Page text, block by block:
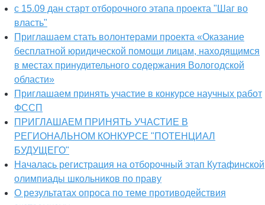
с 15.09 дан старт отборочного этапа проекта "Шаг во
власть"
Приглашаем стать волонтерами проекта «Оказание
бесплатной юридической помощи лицам, находящимся
в местах принудительного содержания Вологодской
области»
Приглашаем принять участие в конкурсе научных работ
ФССП
ПРИГЛАШАЕМ ПРИНЯТЬ УЧАСТИЕ В
РЕГИОНАЛЬНОМ КОНКУРСЕ "ПОТЕНЦИАЛ
БУДУЩЕГО"
Началась регистрация на отборочный этап Кутафинской
олимпиады школьников по праву
О результатах опроса по теме противодействия